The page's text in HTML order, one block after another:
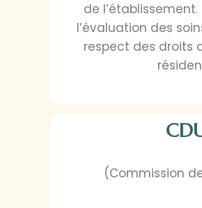
de
l’évaluation des
respect des droits
(Commission